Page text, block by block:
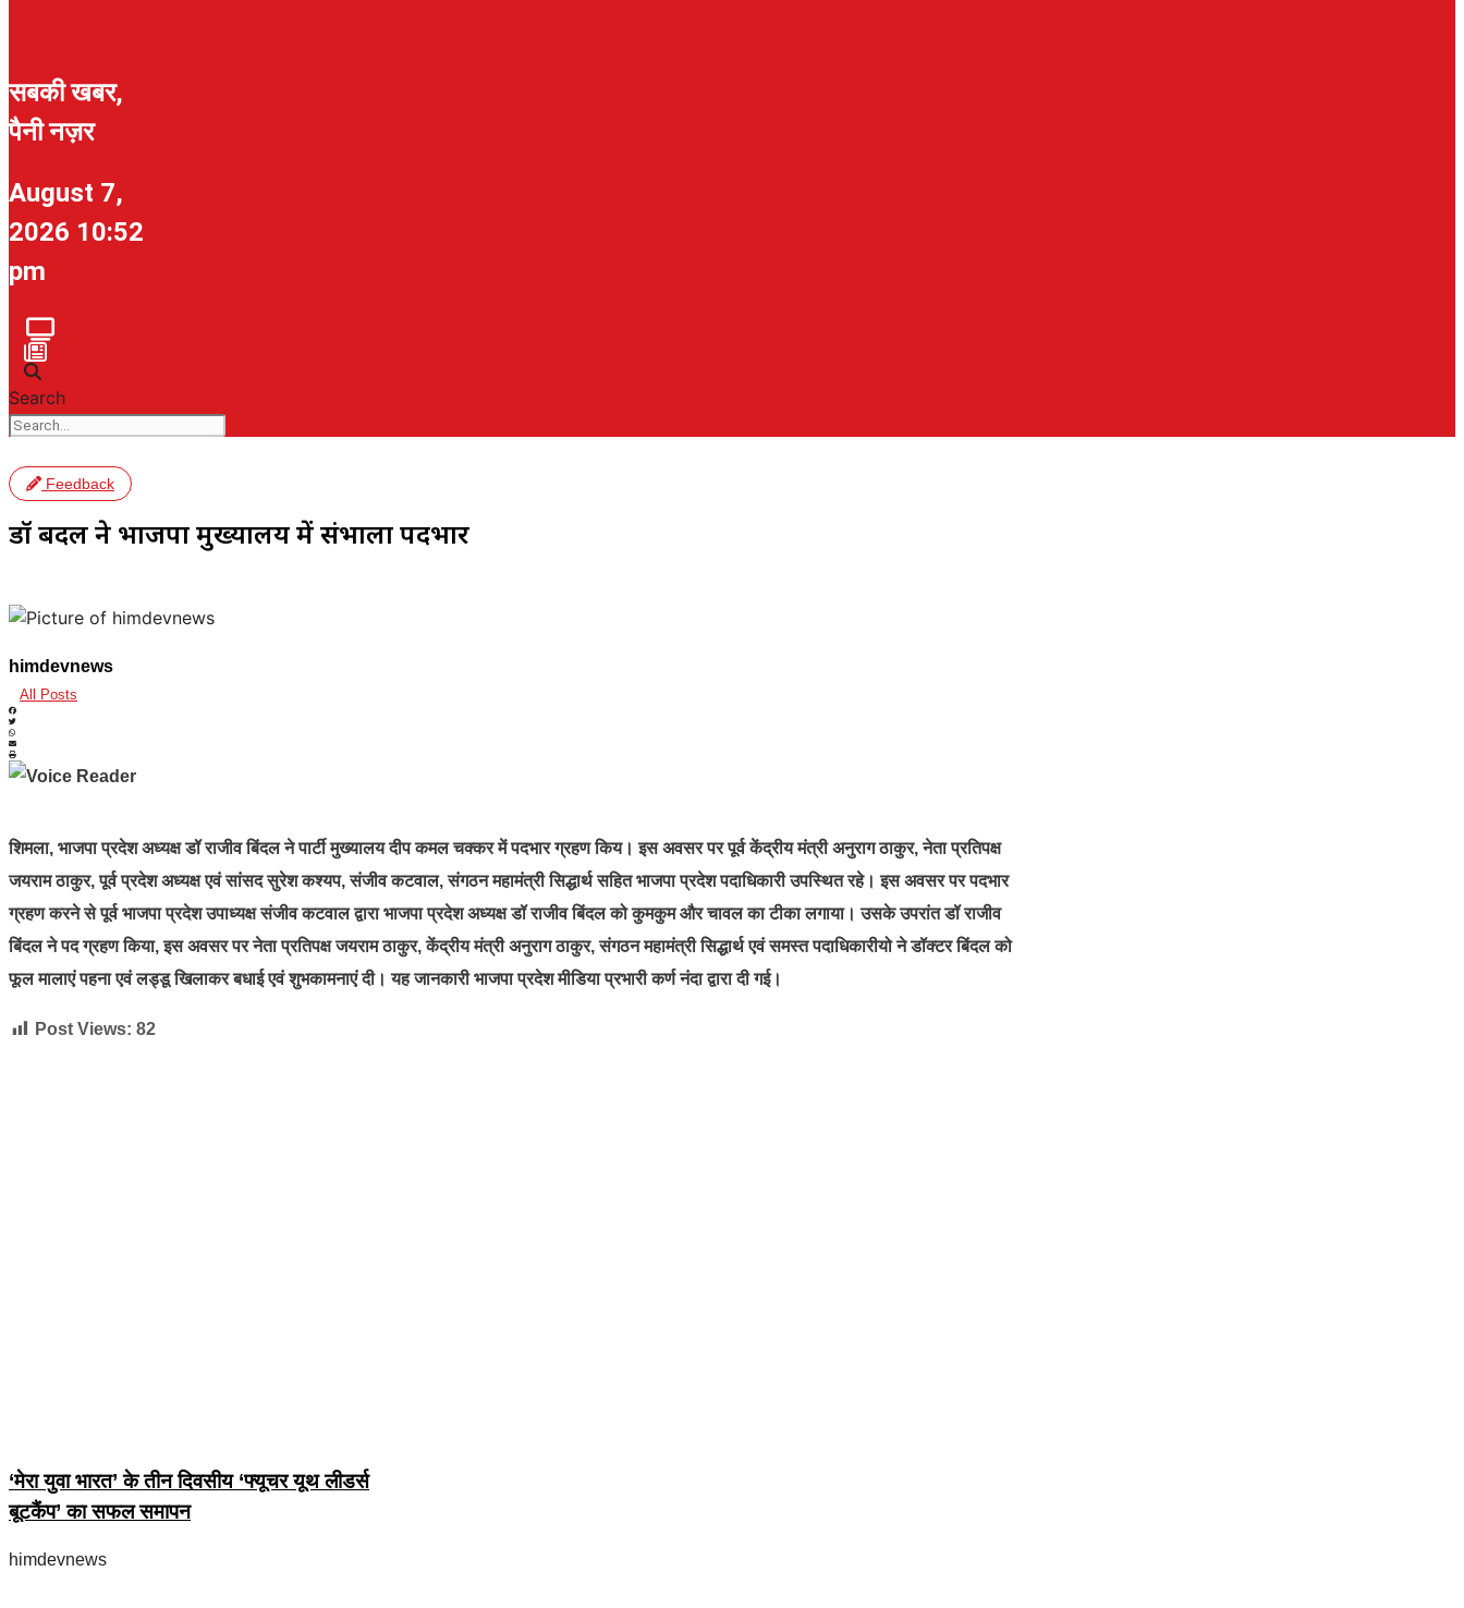
सबकी खबर,
पैनी नज़र
August 7,
2026 10:52
pm
Search
Feedback
डॉ बिंदल ने भाजपा मुख्यालय में संभाला पदभार
himdevnews
All Posts
शिमला, भाजपा प्रदेश अध्यक्ष डॉ राजीव बिंदल ने पार्टी मुख्यालय दीप कमल चक्कर में पदभार ग्रहण किय। इस अवसर पर पूर्व केंद्रीय मंत्री अनुराग ठाकुर, नेता प्रतिपक्ष
जयराम ठाकुर, पूर्व प्रदेश अध्यक्ष एवं सांसद सुरेश कश्यप, संजीव कटवाल, संगठन महामंत्री सिद्धार्थ सहित भाजपा प्रदेश पदाधिकारी उपस्थित रहे। इस अवसर पर पदभार
ग्रहण करने से पूर्व भाजपा प्रदेश उपाध्यक्ष संजीव कटवाल द्वारा भाजपा प्रदेश अध्यक्ष डॉ राजीव बिंदल को कुमकुम और चावल का टीका लगाया। उसके उपरांत डॉ राजीव
बिंदल ने पद ग्रहण किया, इस अवसर पर नेता प्रतिपक्ष जयराम ठाकुर, केंद्रीय मंत्री अनुराग ठाकुर, संगठन महामंत्री सिद्धार्थ एवं समस्त पदाधिकारीयो ने डॉक्टर बिंदल को
फूल मालाएं पहना एवं लड्डू खिलाकर बधाई एवं शुभकामनाएं दी। यह जानकारी भाजपा प्रदेश मीडिया प्रभारी कर्ण नंदा द्वारा दी गई।
Post Views: 82
‘मेरा युवा भारत’ के तीन दिवसीय ‘फ्यूचर यूथ लीडर्स
बूटकैंप’ का सफल समापन
himdevnews